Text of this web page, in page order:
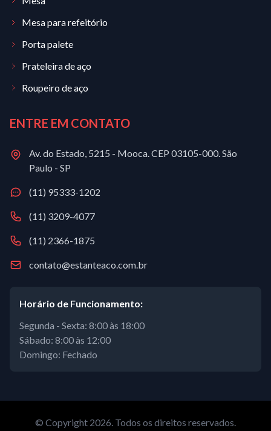
Mesa para refeitório
Porta palete
Prateleira de aço
Roupeiro de aço
ENTRE EM CONTATO
Av. do Estado, 5215 - Mooca. CEP 03105-000. São
Paulo - SP
(11) 95333-1202
(11) 3209-4077
(11) 2366-1875
contato@estanteaco.com.br
Horário de Funcionamento:
Segunda - Sexta: 8:00 às 18:00
Sábado: 8:00 às 12:00
Domingo: Fechado
© Copyright 2026. Todos os direitos reservados.